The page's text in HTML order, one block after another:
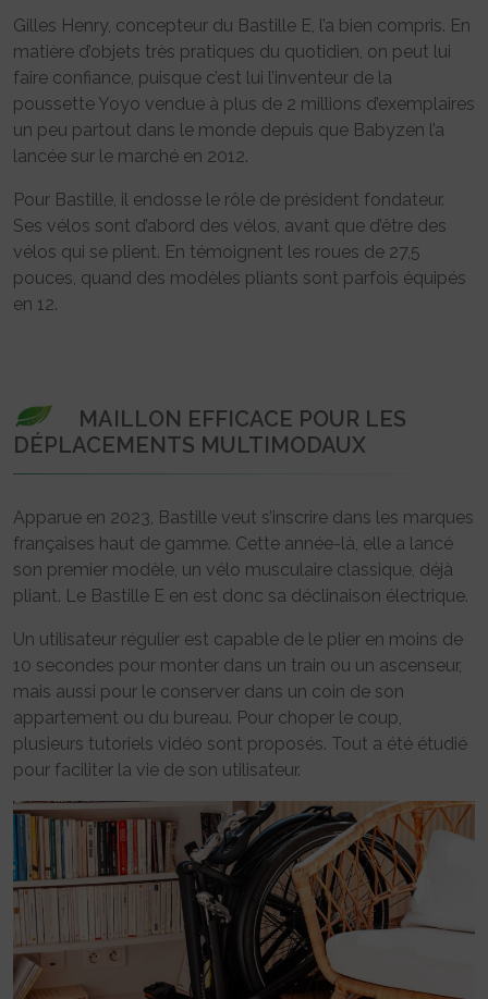
Gilles Henry, concepteur du Bastille E, l’a bien compris. En
matière d’objets très pratiques du quotidien, on peut lui
faire confiance, puisque c’est lui l’inventeur de la
poussette Yoyo vendue à plus de 2 millions d’exemplaires
un peu partout dans le monde depuis que Babyzen l’a
lancée sur le marché en 2012.
Pour Bastille, il endosse le rôle de président fondateur.
Ses vélos sont d’abord des vélos, avant que d’être des
vélos qui se plient. En témoignent les roues de 27,5
pouces, quand des modèles pliants sont parfois équipés
en 12.
MAILLON EFFICACE POUR LES
DÉPLACEMENTS MULTIMODAUX
Apparue en 2023, Bastille veut s’inscrire dans les marques
françaises haut de gamme. Cette année-là, elle a lancé
son premier modèle, un vélo musculaire classique, déjà
pliant. Le Bastille E en est donc sa déclinaison électrique.
Un utilisateur régulier est capable de le plier en moins de
10 secondes pour monter dans un train ou un ascenseur,
mais aussi pour le conserver dans un coin de son
appartement ou du bureau. Pour choper le coup,
plusieurs tutoriels vidéo sont proposés. Tout a été étudié
pour faciliter la vie de son utilisateur.